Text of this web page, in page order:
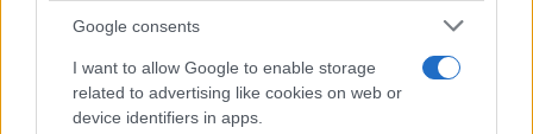
Google consents
I want to allow Google to enable storage
related to advertising like cookies on web or
device identifiers in apps.
dunque pure il centrodestra dell’ultimo lustro.
(2) In secondo luogo, ilcandidato sindacoè, nella
vita pubblica, un eletto di lungo corso